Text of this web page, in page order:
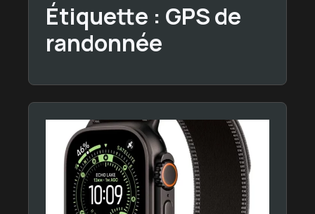
Étiquette : GPS de
randonnée